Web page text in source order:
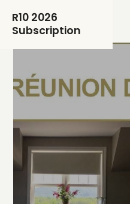
R10 2026
Subscription